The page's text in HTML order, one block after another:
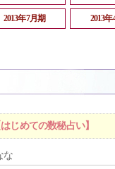
2013年7月期 2013
じめての数秘占い】
な